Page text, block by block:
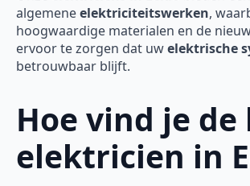
algemeneelektriciteitswerken,
hoogwaardige materialen en de
ervoor te zorgen dat uwelektrische
betrouwbaar blijft.
Hoe vind je de
elektricien in